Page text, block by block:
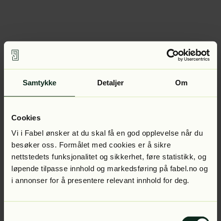
Samtykke Detaljer Om
Cookies
Vi i Fabel ønsker at du skal få en god opplevelse når du
besøker oss. Formålet med cookies er å sikre
nettstedets funksjonalitet og sikkerhet, føre statistikk, og
løpende tilpasse innhold og markedsføring på fabel.no og
i annonser for å presentere relevant innhold for deg.